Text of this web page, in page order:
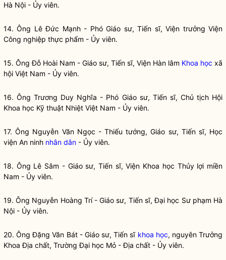
Hà Nội - Ủy viên.
14. Ông Lê Đức Mạnh - Phó Giáo sư, Tiến sĩ, Viện trưởng Viện
Công nghiệp thực phẩm - Ủy viên.
15. Ông Đỗ Hoài Nam - Giáo sư, Tiến sĩ, Viện Hàn lâm Khoa học xã
hội Việt Nam - Ủy viên.
16. Ông Trương Duy Nghĩa - Phó Giáo sư, Tiến sĩ, Chủ tịch Hội
Khoa học Kỹ thuật Nhiệt Việt Nam - Ủy viên.
17. Ông Nguyễn Văn Ngọc - Thiếu tướng, Giáo sư, Tiến sĩ, Học
viện An ninh nhân dân - Ủy viên.
18. Ông Lê Sâm - Giáo sư, Tiến sĩ, Viện Khoa học Thủy lợi miền
Nam - Ủy viên.
19. Ông Nguyễn Hoàng Trí - Giáo sư, Tiến sĩ, Đại học Sư phạm Hà
Nội - Ủy viên.
20. Ông Đặng Văn Bát - Giáo sư, Tiến sĩ khoa học, nguyên Trưởng
Khoa Địa chất, Trường Đại học Mỏ - Địa chất - Ủy viên.